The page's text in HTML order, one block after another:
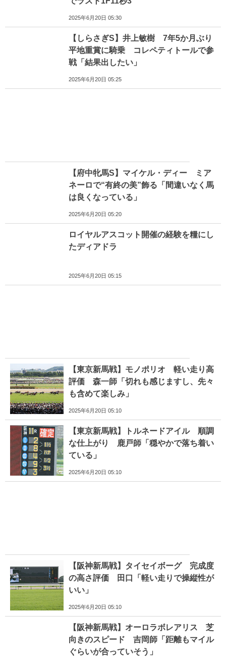
2025年6月20日 05:30
【しらさぎS】井上敏樹 7年5か月ぶり
平地重賞に騎乗 コレペティトールで参
戦「結果出したい」
2025年6月20日 05:25
【府中牝馬S】マイケル・ディー ミア
ネーロで“有終の美”飾る「間違いなく馬
は良くなっている」
2025年6月20日 05:20
ロイヤルアスコット開催の経験を糧にし
たディアドラ
2025年6月20日 05:15
【東京新馬戦】モノポリオ 軽い走り高
評価 森一師「切れも感じますし、先々
も含めて楽しみ」
2025年6月20日 05:10
【東京新馬戦】トルネードアイル 順調
な仕上がり 鹿戸師「穏やかで落ち着い
ている」
2025年6月20日 05:10
【阪神新馬戦】タイセイボーグ 完成度
の高さ評価 田口「軽い走りで操縦性が
いい」
2025年6月20日 05:10
【阪神新馬戦】オーロラボレアリス 芝
向きのスピード 吉岡師「距離もマイル
ぐらいが合っていそう」